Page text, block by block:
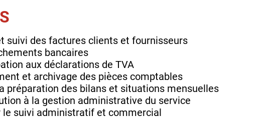
suivi des factures clients et fournisseurs
bancaires
aux déclarations de TVA
et archivage des pièces comptables
préparation des bilans et situations mensuelles
à la gestion administrative du service
le suivi administratif et commercial